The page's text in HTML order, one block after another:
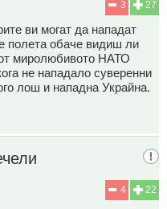
27
3
ви могат да нападат
полета обаче видиш ли
миролюбивото НАТО
не нападало суверенни
лош и нападна Украйна.
22
4